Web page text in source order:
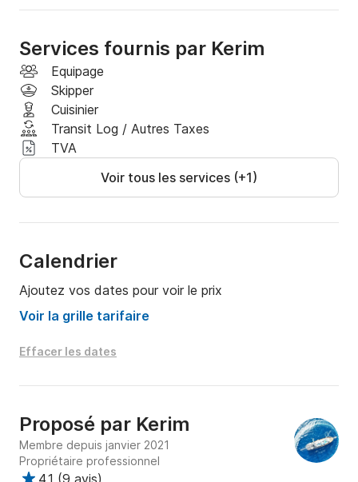
Services fournis par Kerim
Equipage
Skipper
Cuisinier
Transit Log / Autres Taxes
TVA
Voir tous les services (+1)
Calendrier
Ajoutez vos dates pour voir le prix
Voir la grille tarifaire
Effacer les dates
Proposé par Kerim
Membre depuis janvier 2021
Propriétaire professionnel